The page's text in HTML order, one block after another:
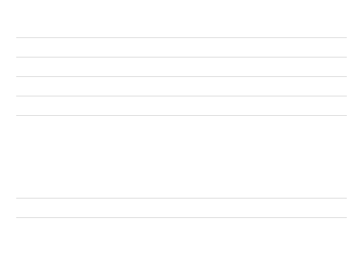
Ofertas
Manicure
Peluquería
Elige tu kit MARDA.CL
Pestañas
Políticas de privacidad
Terminos y condiciones